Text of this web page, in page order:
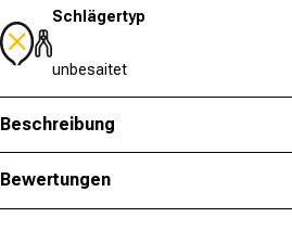
Schlägertyp
unbesaitet
Beschreibung
Bewertungen